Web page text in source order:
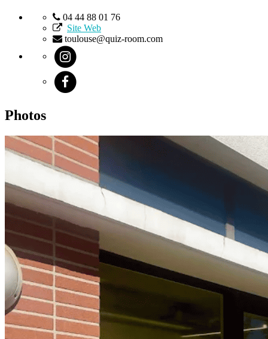
04 44 88 01 76
Site Web
toulouse@quiz-room.com
Photos